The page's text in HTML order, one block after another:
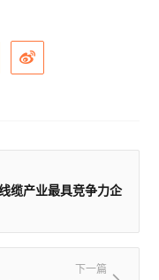
缆产业最具竞争力企
下一篇